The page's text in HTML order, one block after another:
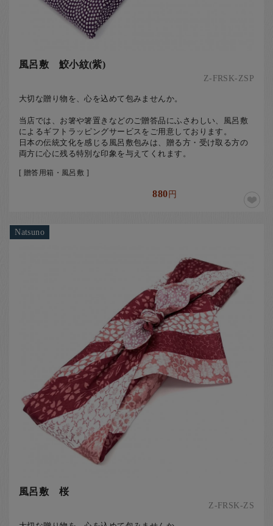
風呂敷 鮫小紋(紫)
Z-FRSK-ZSP
大切な贈り物を、心を込めて包みませんか。
当店では、お箸や箸置きなどのご贈答品にふさわしい、風呂敷
によるギフトラッピングサービスをご用意しております。
日本の伝統文化を感じる風呂敷包みは、贈る方・受け取る方の
両方に心に残る特別な印象を与えてくれます。
[ 贈答用箱・風呂敷 ]
880円
Natsuno
風呂敷 桜
Z-FRSK-ZS